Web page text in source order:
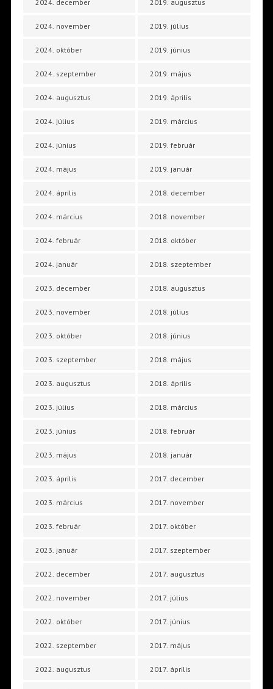
2024. december
2024. november
2024. október
2024. szeptember
2024. augusztus
2024. július
2024. június
2024. május
2024. április
2024. március
2024. február
2024. január
2023. december
2023. november
2023. október
2023. szeptember
2023. augusztus
2023. július
2023. június
2023. május
2023. április
2023. március
2023. február
2023. január
2022. december
2022. november
2022. október
2022. szeptember
2022. augusztus
2019. augusztus
2019. július
2019. június
2019. május
2019. április
2019. március
2019. február
2019. január
2018. december
2018. november
2018. október
2018. szeptember
2018. augusztus
2018. július
2018. június
2018. május
2018. április
2018. március
2018. február
2018. január
2017. december
2017. november
2017. október
2017. szeptember
2017. augusztus
2017. július
2017. június
2017. május
2017. április